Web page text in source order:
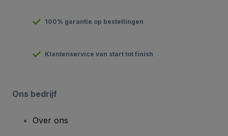
100% garantie op bestellingen
Klantenservice van start tot finish
Ons bedrijf
Over ons